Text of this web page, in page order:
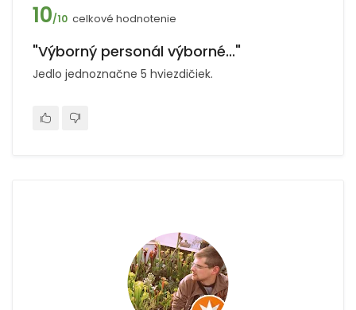
10/10 celkové hodnotenie
"Výborný personál výborné..."
Jedlo jednoznačne 5 hviezdičiek.